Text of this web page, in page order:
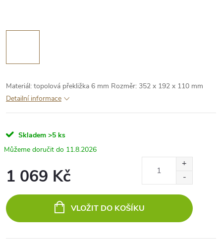
Materiál: topolová překližka 6 mm Rozměr: 352 x 192 x 110 mm
Detailní informace
Skladem >5 ks
11.8.2026
1 069 Kč
cena:
VLOŽIT DO KOŠÍKU